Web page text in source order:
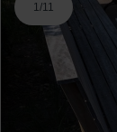
1/11